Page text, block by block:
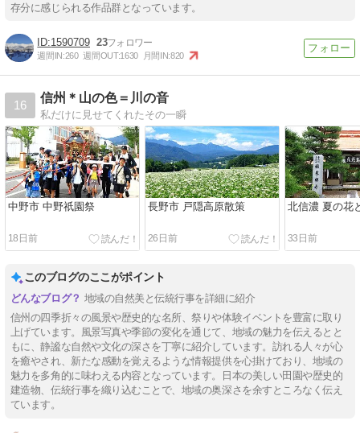
存分に感じられる作品群となっています。
1590709 23
週間IN:260 週間OUT:1630 月間IN:820
16
信州＊山の色＝川の音
私だけに見せてくれたその一瞬
中野市 中野祇園祭
18日前
長野市 戸隠高原散策
26日前
北信濃 夏の花
33日前
このブログのここがポイント
地域の自然美と伝統行事を詳細に紹介
信州の四季折々の風景や歴史的な名所、祭りや体験イベントを豊富に取り
上げています。風景写真や季節の変化を通じて、地域の魅力を伝えるとと
もに、静謐な自然や文化の深さを丁寧に紹介しています。訪れる人々が心
を癒やされ、新たな感動を覚えるような情報提供を心掛けており、地域の
魅力を多角的に味わえる内容となっています。日本の美しい田園や歴史的
建造物、伝統行事を織り込むことで、地域の奥深さを余すところなく伝え
ています。